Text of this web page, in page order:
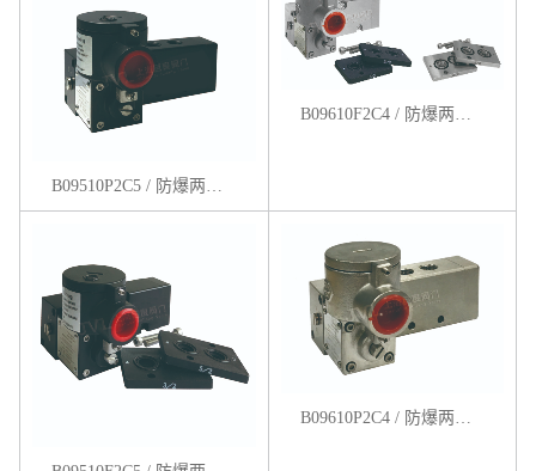
B09510P2C5 / 防爆两位五通管式电磁阀
B09610F2C4 / 防爆两位五通板式电磁阀
B09610P2C4 / 防爆两位五通管式电磁阀